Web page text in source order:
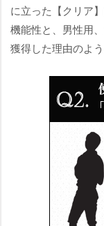
に立った【クリア
機能性と、男性用
獲得した理由のよう